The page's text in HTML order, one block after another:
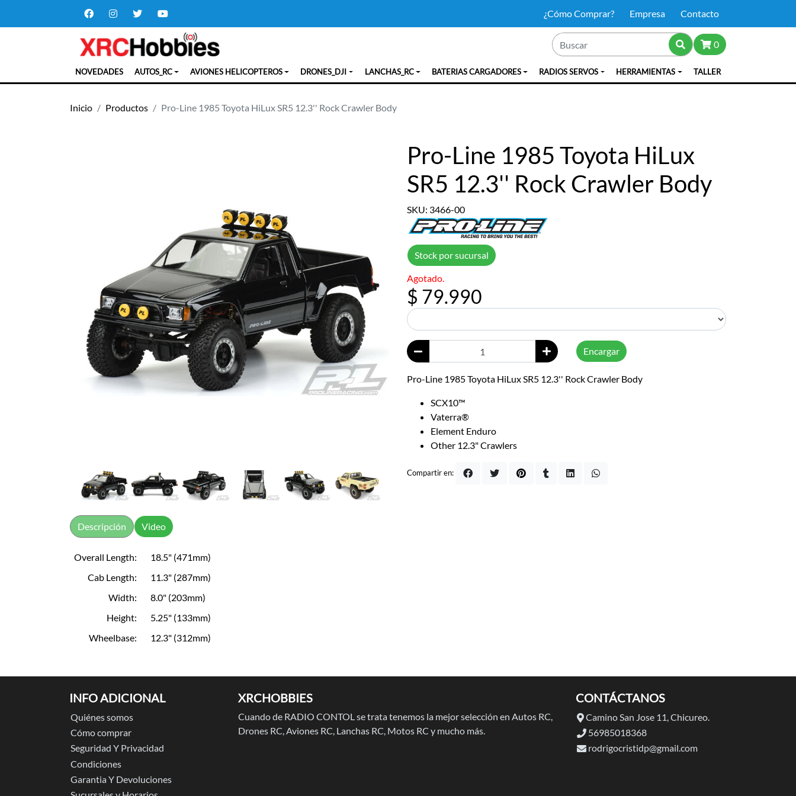
¿Cómo Comprar? Empresa Contacto
0
NOVEDADES AUTOS_RC AVIONES HELICOPTEROS DRONES_DJI LANCHAS_RC BATERIAS CARGADORES RADIOS SERVOS HERRAMIENTAS TALLER
Inicio Productos Pro-Line 1985 Toyota HiLux SR5 12.3'' Rock Crawler Body
Pro-Line 1985 Toyota HiLux
SR5 12.3'' Rock Crawler Body
SKU: 3466-00
Stock por sucursal
Agotado.
$ 79.990
Encargar
Pro-Line 1985 Toyota HiLux SR5 12.3'' Rock Crawler Body
SCX10™
Vaterra®
Element Enduro
Other 12.3" Crawlers
Compartir en:
Overall Length:
18.5" (471mm)
Cab Length:
11.3" (287mm)
Width:
8.0" (203mm)
Height:
5.25" (133mm)
Wheelbase:
12.3" (312mm)
Descripción Video
INFO ADICIONAL
Quiénes somos
Cómo comprar
Seguridad Y Privacidad
Condiciones
Garantia Y Devoluciones
XRCHOBBIES
Cuando de RADIO CONTOL se trata tenemos la mejor selección en Autos RC,
Drones RC, Aviones RC, Lanchas RC, Motos RC y mucho más.
CONTÁCTANOS
Camino San Jose 11, Chicureo.
56985018368
rodrigocristidp@gmail.com